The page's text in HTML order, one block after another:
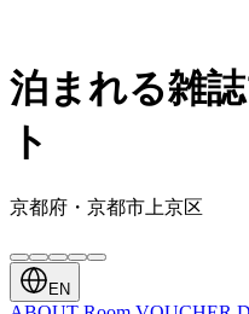
泊まれる雑
ト
京都府・京都市上京区
EN